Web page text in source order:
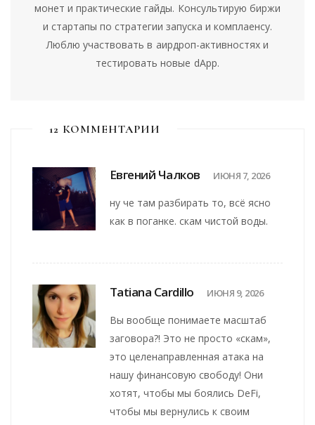
монет и практические гайды. Консультирую биржи
и стартапы по стратегии запуска и комплаенсу.
Люблю участвовать в аирдроп-активностях и
тестировать новые dApp.
12 КОММЕНТАРИИ
Евгений Чалков ИЮНЯ 7, 2026
ну че там разбирать то, всё ясно
как в поганке. скам чистой воды.
Tatiana Cardillo ИЮНЯ 9, 2026
Вы вообще понимаете масштаб
заговора?! Это не просто «скам»,
это целенаправленная атака на
нашу финансовую свободу! Они
хотят, чтобы мы боялись DeFi,
чтобы мы вернулись к своим